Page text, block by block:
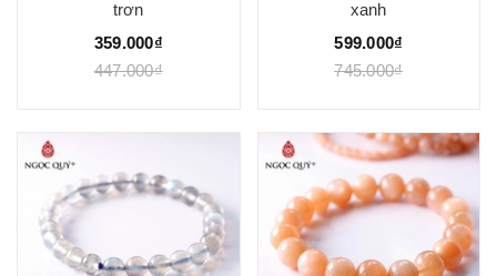
trơn
359.000₫
447.000₫
xanh
599.000₫
745.000₫